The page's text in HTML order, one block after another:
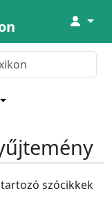
↓
szócikkek